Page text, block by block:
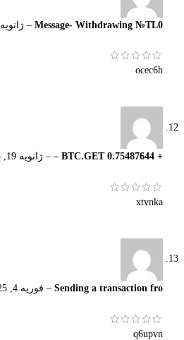
Message- Withdrawing №TL0
– ژانویه 18, 2025
ocec6h
+ 0.75487644 BTC.GET –
– ژانویه 19, 2025
xtvnka
Sending a transaction fro
– فوریه 4, 2025
q6upvn